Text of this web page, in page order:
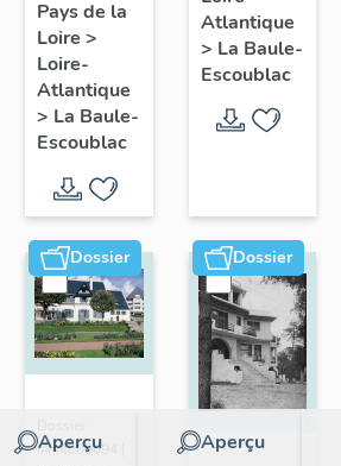
dite villa
balnéaire
Ohentzea,
7 avenue
Professeur-
Thiroloix
Pays de la
Loire >
Loire-
Atlantique
> La Baule-
Escoublac
Atlantique
> La Baule-
Escoublac
Dossier
Aperçu
IA44000694 |
Dossier
Aperçu